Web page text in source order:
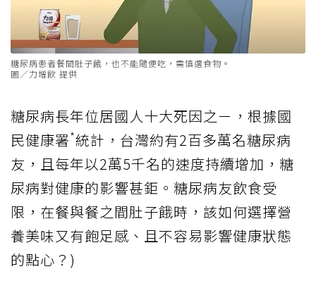
糖尿病患者餐間肚子餓，也不能隨便吃，需慎選食物。
圖／力增飲 提供
糖尿病長年位居國人十大死因之ㄧ，根據國
民健康署*統計，台灣約有2百多萬名糖尿病
友，且每年以2萬5千名的速度持續增加，糖
尿病對健康的影響甚鉅。糖尿病友飲食受
限，在餐與餐之間肚子餓時，該如何選擇營
養美味又有飽足感、且不容易影響健康狀態
的點心？)